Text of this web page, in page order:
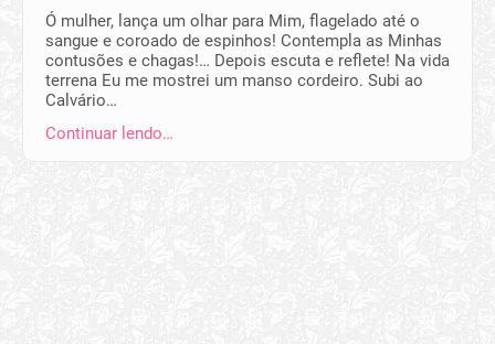
Ó mulher, lança um olhar para Mim, flagelado até o
sangue e coroado de espinhos! Contempla as Minhas
contusões e chagas!… Depois escuta e reflete! Na vida
terrena Eu me mostrei um manso cordeiro. Subi ao
Calvário…
Continuar lendo…